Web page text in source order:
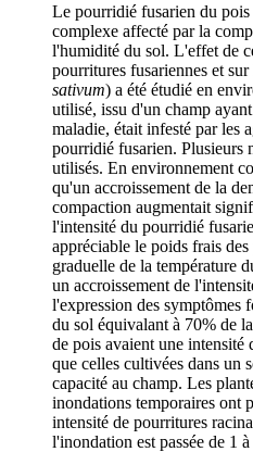
Le pourridié fusarien du pois
complexe affecté par la
l'humidité du sol. L'effet de
pourritures fusariennes et
sativum) a été étudié en
utilisé, issu d'un champ
maladie, était infesté par les
pourridié fusarien. Plusieurs
utilisés. En environnement
qu'un accroissement de la
compaction augmentait
l'intensité du pourridié
appréciable le poids frais
graduelle de la température
un accroissement de
l'expression des
du sol équivalant à 70% de
de pois avaient une
que celles cultivées dans un
capacité au champ. Les
inondations temporaires ont
intensité de pourritures
l'inondation est passée de 1